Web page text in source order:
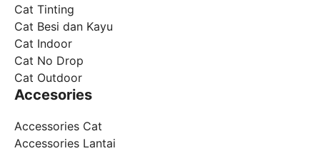
Cat Tinting
Cat Besi dan Kayu
Cat Indoor
Cat No Drop
Cat Outdoor
Accesories
Accessories Cat
Accessories Lantai